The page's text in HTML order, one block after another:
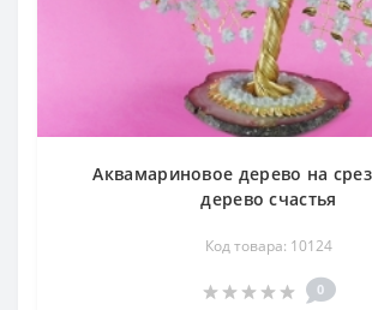
Аквамариновое дерево на
дерево счастья
Код товара: 10124
0